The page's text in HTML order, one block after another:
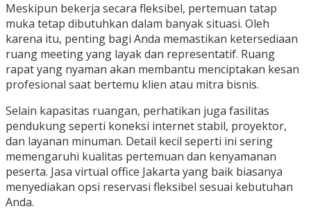
Meskipun bekerja secara fleksibel, pertemuan tatap
muka tetap dibutuhkan dalam banyak situasi. Oleh
karena itu, penting bagi Anda memastikan ketersediaan
ruang meeting yang layak dan representatif. Ruang
rapat yang nyaman akan membantu menciptakan kesan
profesional saat bertemu klien atau mitra bisnis.
Selain kapasitas ruangan, perhatikan juga fasilitas
pendukung seperti koneksi internet stabil, proyektor,
dan layanan minuman. Detail kecil seperti ini sering
memengaruhi kualitas pertemuan dan kenyamanan
peserta. Jasa virtual office Jakarta yang baik biasanya
menyediakan opsi reservasi fleksibel sesuai kebutuhan
Anda.